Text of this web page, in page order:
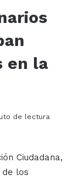
en la
de lectura
Ciudadana,
los